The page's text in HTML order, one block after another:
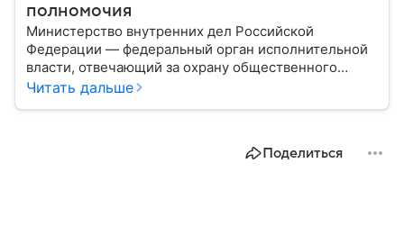
полномочия
Министерство внутренних дел Российской
Федерации — федеральный орган исполнительной
власти, отвечающий за охрану общественного
порядка, борьбу с преступностью, обеспечение
России, какие задачи выполняет министерство, как
Читать дальше
Поделиться